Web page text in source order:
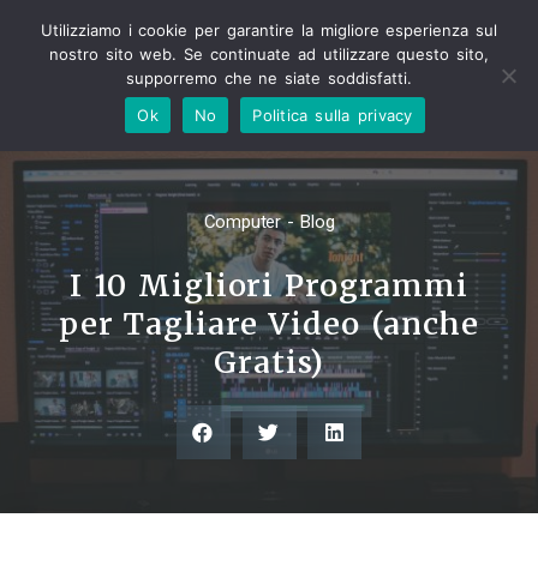
Computer - Blog
I 10 Migliori Programmi
per Tagliare Video (anche
Gratis)
Utilizziamo i cookie per garantire la migliore esperienza sul
nostro sito web. Se continuate ad utilizzare questo sito,
supporremo che ne siate soddisfatti.
Ok
No Politica sulla privacy